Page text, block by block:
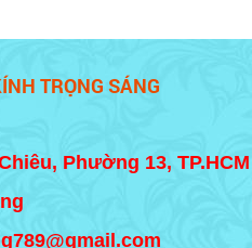
TRỌNG SÁNG
Phường 13, TP.HCM